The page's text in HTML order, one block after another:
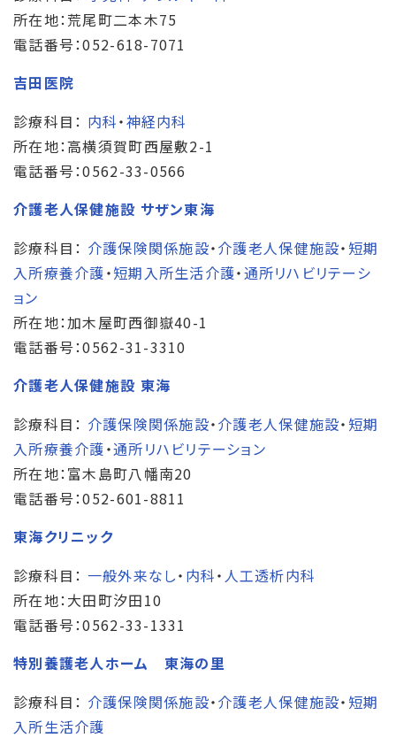
所在地：荒尾町二本木75
電話番号：052-618-7071
吉田医院
診療科目： 内科・神経内科
所在地：高横須賀町西屋敷2-1
電話番号：0562-33-0566
介護老人保健施設 サザン東海
診療科目： 介護保険関係施設・介護老人保健施設・ 短期
入所療養介護・短期入所生活介護・通所リハビリテーシ
ョン
所在地：加木屋町西御嶽40-1
電話番号：0562-31-3310
介護老人保健施設 東海
診療科目： 介護保険関係施設・介護老人保健施設・ 短期
入所療養介護・通所リハビリテーション
所在地：富木島町八幡南20
電話番号：052-601-8811
東海クリニック
診療科目： 一般外来なし・ 内科・ 人工透析内科
所在地：大田町汐田10
電話番号：0562-33-1331
特別養護老人ホーム 東海の里
診療科目： 介護保険関係施設・介護老人保健施設・ 短期
入所生活介護